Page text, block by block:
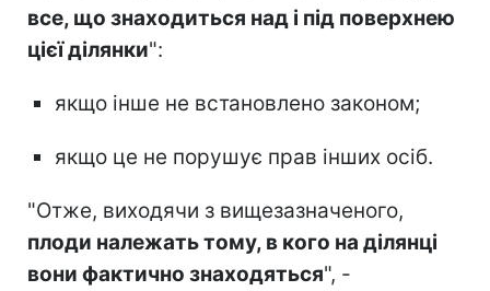
все, що знаходиться над і під поверхнею
цієї ділянки":
якщо інше не встановлено законом;
якщо це не порушує прав інших осіб.
"Отже, виходячи з вищезазначеного,
плоди належать тому, в кого на ділянці
вони фактично знаходяться", -